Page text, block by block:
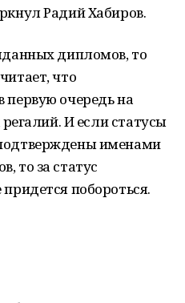
Радий Хабиров.
дипломов, то
что
первую очередь на
И если статусы
именами
то за статус
побороться.